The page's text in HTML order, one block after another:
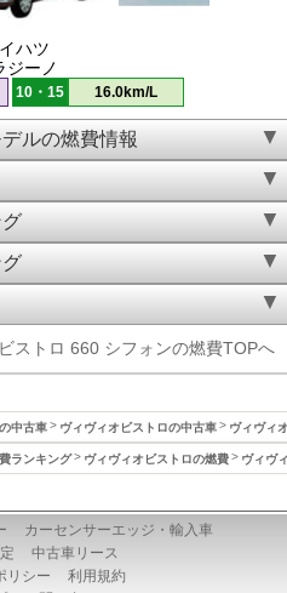
ハツ
ジーノ
10・15 16.0km/L
ルの燃費情報
ストロ 660 シフォンの燃費TOPへ
中古車 ヴィヴィオビストロの中古車 ヴィヴィ
ランキング ヴィヴィオビストロの燃費 ヴィヴ
カーセンサーエッジ・輸入車
中古車リース
リシー
利用規約